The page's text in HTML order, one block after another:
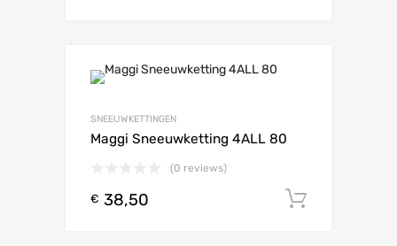
SNEEUWKETTINGEN
Maggi Sneeuwketting 4ALL 80
(0 reviews)
€ 38,50